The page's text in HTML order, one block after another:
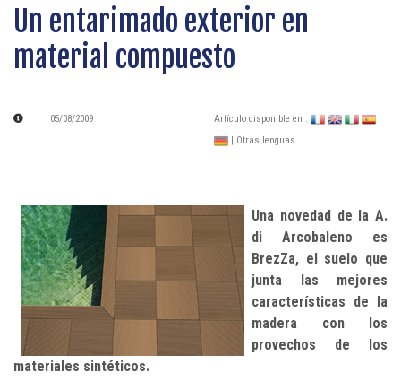
Un entarimado exterior en
material compuesto
05/08/2009
Artículo disponible en :
| Otras lenguas
Una novedad de la A.
di Arcobaleno es
BrezZa, el suelo que
junta las mejores
características de la
madera con los
provechos de los
materiales sintéticos.